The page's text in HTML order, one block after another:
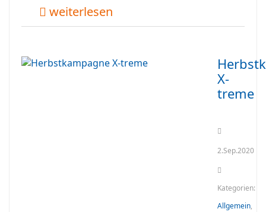
weiterlesen
X-
treme
2.Sep.2020
Kategorien:
Allgemein,